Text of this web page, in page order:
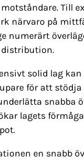
Till
närvaro på
numerärt
distribution.
solid lag kan
för att
snabba
lagets
en snabb